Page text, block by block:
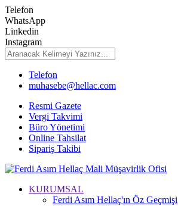
Telefon
WhatsApp
Linkedin
Instagram
Telefon
muhasebe@hellac.com
Resmi Gazete
Vergi Takvimi
Büro Yönetimi
Online Tahsilat
Sipariş Takibi
KURUMSAL
Ferdi Asım Hellaç'ın Öz Geçmişi